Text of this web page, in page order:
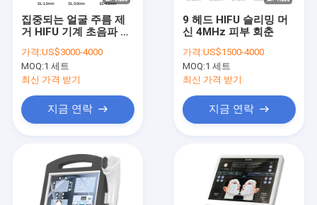
뉴스
인용 을 요청 하십시오
다이오드 레이저 제모기
집중되는 얼굴 주름 제
거 HIFU 기계 초음파 고
가격:US$3000-4000
MOQ:1 세트
최신 가격 받기
지금 연락
9 헤드 HIFU 슬리밍 머
신 4MHz 피부 회춘
가격:US$1500-4000
MOQ:1 세트
최신 가격 받기
지금 연락